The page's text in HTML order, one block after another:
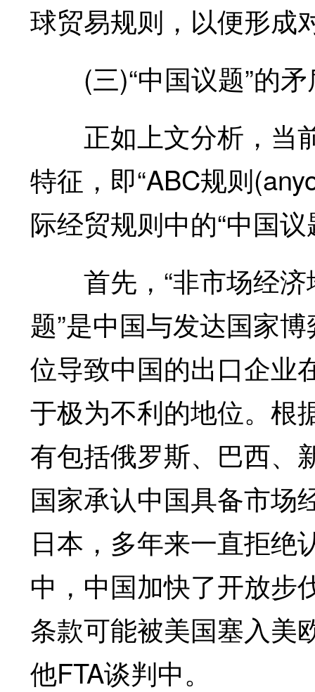
球贸易规则，以便形成
(三)“中国议题”的矛
正如上文分析，当
特征，即“ABC规则
际经贸规则中的“中国议
首先，“非市场经济
题”是中国与发达国家
位导致中国的出口企业
于极为不利的地位。根
有包括俄罗斯、巴西、
国家承认中国具备市场
日本，多年来一直拒绝
中，中国加快了开放步
条款可能被美国塞入美
他FTA谈判中。